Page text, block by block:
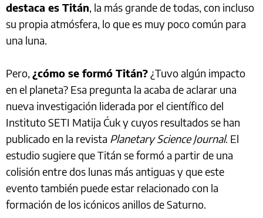
destaca es Titán, la más grande de todas, con incluso
su propia atmósfera, lo que es muy poco común para
una luna.
Pero, ¿cómo se formó Titán? ¿Tuvo algún impacto
en el planeta? Esa pregunta la acaba de aclarar una
nueva investigación liderada por el científico del
Instituto SETI Matija Ćuk y cuyos resultados se han
publicado en la revista Planetary Science Journal. El
estudio sugiere que Titán se formó a partir de una
colisión entre dos lunas más antiguas y que este
evento también puede estar relacionado con la
formación de los icónicos anillos de Saturno.